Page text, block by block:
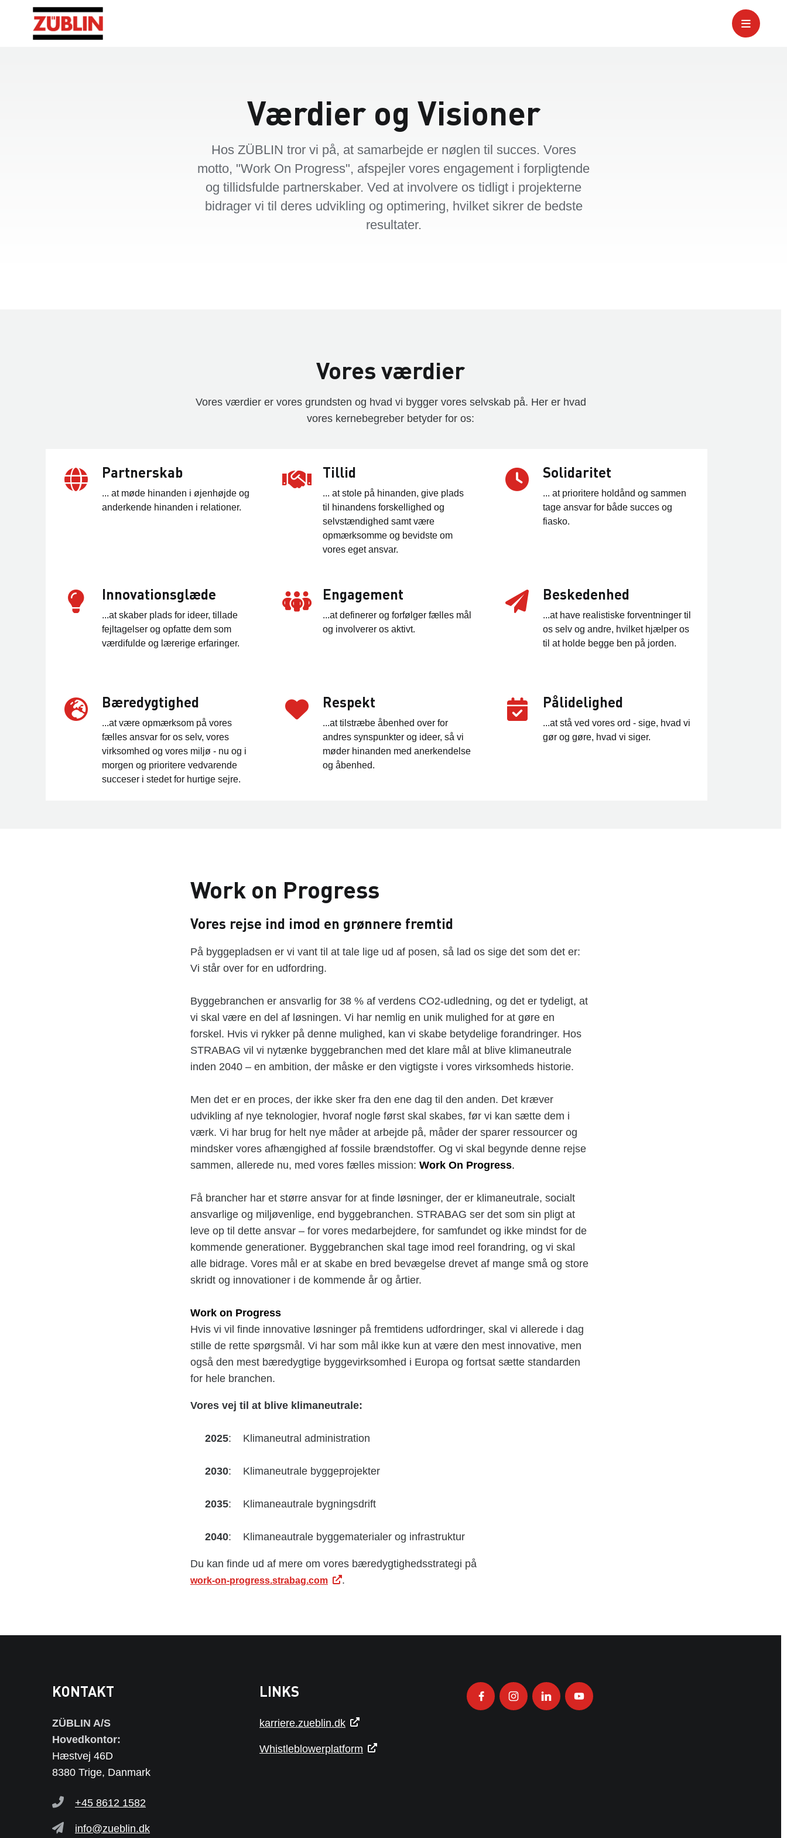
Værdier og Visioner
Hos ZÜBLIN tror vi på, at samarbejde er nøglen til succes. Vores
motto, "Work On Progress", afspejler vores engagement i forpligtende
og tillidsfulde partnerskaber. Ved at involvere os tidligt i projekterne
bidrager vi til deres udvikling og optimering, hvilket sikrer de bedste
resultater.
Vores værdier
Vores værdier er vores grundsten og hvad vi bygger vores selvskab på. Her er hvad
vores kernebegreber betyder for os:
Partnerskab
... at møde hinanden i øjenhøjde og
anderkende hinanden i relationer.
Tillid
... at stole på hinanden, give plads
til hinandens forskellighed og
selvstændighed samt være
opmærksomme og bevidste om
vores eget ansvar.
Solidaritet
... at prioritere holdånd og sammen
tage ansvar for både succes og
fiasko.
Innovationsglæde
...at skaber plads for ideer, tillade
fejltagelser og opfatte dem som
værdifulde og lærerige erfaringer.
Engagement
...at definerer og forfølger fælles mål
og involverer os aktivt.
Beskedenhed
...at have realistiske forventninger til
os selv og andre, hvilket hjælper os
til at holde begge ben på jorden.
Bæredygtighed
...at være opmærksom på vores
fælles ansvar for os selv, vores
virksomhed og vores miljø - nu og i
morgen og prioritere vedvarende
succeser i stedet for hurtige sejre.
Respekt
...at tilstræbe åbenhed over for
andres synspunkter og ideer, så vi
møder hinanden med anerkendelse
og åbenhed.
Pålidelighed
...at stå ved vores ord - sige, hvad vi
gør og gøre, hvad vi siger.
Work on Progress
Vores rejse ind imod en grønnere fremtid
På byggepladsen er vi vant til at tale lige ud af posen, så lad os sige det som det er:
Vi står over for en udfordring.
Byggebranchen er ansvarlig for 38 % af verdens CO2-udledning, og det er tydeligt, at
vi skal være en del af løsningen. Vi har nemlig en unik mulighed for at gøre en
forskel. Hvis vi rykker på denne mulighed, kan vi skabe betydelige forandringer. Hos
STRABAG vil vi nytænke byggebranchen med det klare mål at blive klimaneutrale
inden 2040 – en ambition, der måske er den vigtigste i vores virksomheds historie.
Men det er en proces, der ikke sker fra den ene dag til den anden. Det kræver
udvikling af nye teknologier, hvoraf nogle først skal skabes, før vi kan sætte dem i
værk. Vi har brug for helt nye måder at arbejde på, måder der sparer ressourcer og
mindsker vores afhængighed af fossile brændstoffer. Og vi skal begynde denne rejse
sammen, allerede nu, med vores fælles mission: Work On Progress.
Få brancher har et større ansvar for at finde løsninger, der er klimaneutrale, socialt
ansvarlige og miljøvenlige, end byggebranchen. STRABAG ser det som sin pligt at
leve op til dette ansvar – for vores medarbejdere, for samfundet og ikke mindst for de
kommende generationer. Byggebranchen skal tage imod reel forandring, og vi skal
alle bidrage. Vores mål er at skabe en bred bevægelse drevet af mange små og store
skridt og innovationer i de kommende år og årtier.
Work on Progress
Hvis vi vil finde innovative løsninger på fremtidens udfordringer, skal vi allerede i dag
stille de rette spørgsmål. Vi har som mål ikke kun at være den mest innovative, men
også den mest bæredygtige byggevirksomhed i Europa og fortsat sætte standarden
for hele branchen.
Vores vej til at blive klimaneutrale:
2025: Klimaneutral administration
2030: Klimaneutrale byggeprojekter
2035: Klimaneautrale bygningsdrift
2040: Klimaneautrale byggematerialer og infrastruktur
Du kan finde ud af mere om vores bæredygtighedsstrategi på
work-on-progress.strabag.com .
KONTAKT
ZÜBLIN A/S
Hovedkontor:
Hæstvej 46D
8380 Trige, Danmark
+45 8612 1582
info@zueblin.dk
LINKS
karriere.zueblin.dk
Whistleblowerplatform